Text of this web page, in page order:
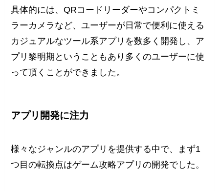
具体的には、QRコードリーダーやコンパクトミ
ラーカメラなど、ユーザーが日常で便利に使える
カジュアルなツール系アプリを数多く開発し、ア
プリ黎明期ということもあり多くのユーザーに使
って頂くことができました。
アプリ開発に注力
様々なジャンルのアプリを提供する中で、まず1
つ目の転換点はゲーム攻略アプリの開発でした。